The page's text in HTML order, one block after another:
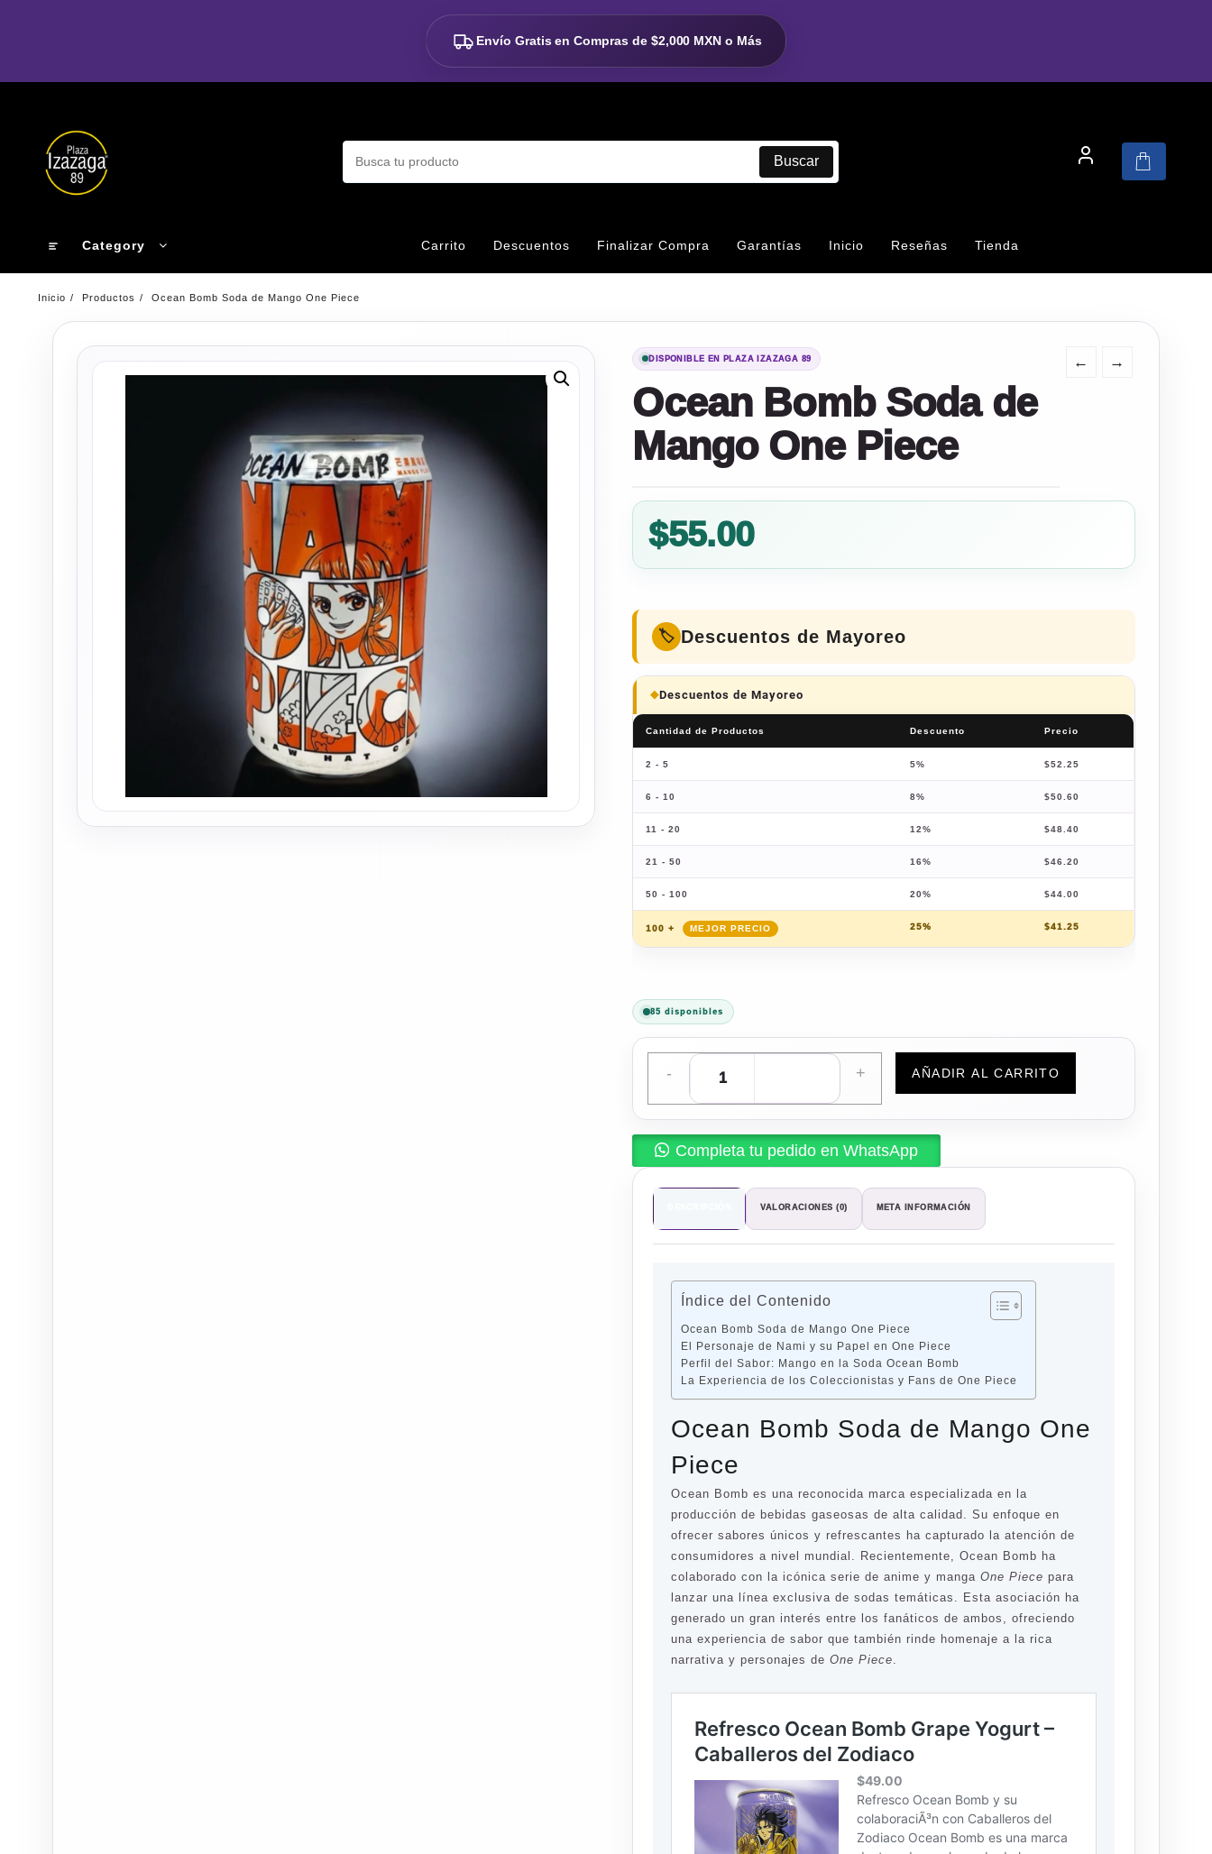
Envío Gratis en Compras de $2,000 MXN o Más
Buscar
Category Carrito Descuentos Finalizar Compra Garantías Inicio Reseñas Tienda
Inicio Productos Ocean Bomb Soda de Mango One Piece
DISPONIBLE EN PLAZA IZAZAGA 89 ← →
Ocean Bomb Soda de
Mango One Piece
$55.00
Descuentos de Mayoreo
Descuentos de Mayoreo
Cantidad de Productos Descuento Precio
2 - 5 5% $52.25
6 - 10 8% $50.60
11 - 20 12% $48.40
21 - 50 16% $46.20
50 - 100 20% $44.00
100 + 25% $41.25
85 disponibles
- + AÑADIR AL CARRITO
Completa tu pedido en WhatsApp
VALORACIONES (0) META INFORMACIÓN
Índice del Contenido
Ocean Bomb Soda de Mango One Piece
El Personaje de Nami y su Papel en One Piece
Perfil del Sabor: Mango en la Soda Ocean Bomb
La Experiencia de los Coleccionistas y Fans de One Piece
Ocean Bomb Soda de Mango One
Piece
Ocean Bomb es una reconocida marca especializada en la
producción de bebidas gaseosas de alta calidad. Su enfoque en
ofrecer sabores únicos y refrescantes ha capturado la atención de
consumidores a nivel mundial. Recientemente, Ocean Bomb ha
colaborado con la icónica serie de anime y mangaOne Piece para
lanzar una línea exclusiva de sodas temáticas. Esta asociación ha
generado un gran interés entre los fanáticos de ambos, ofreciendo
una experiencia de sabor que también rinde homenaje a la rica
narrativa y personajes deOne Piece.